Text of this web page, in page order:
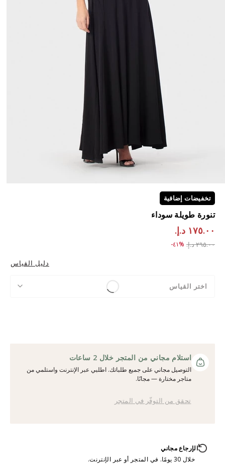
تخفيضات إضافية
تنورة طويلة سوداء
١٧٥.٠٠ د.إ.‏
Price reduced from
٢٩٥.٠٠ د.إ.‏ to ١٧٥.٠٠ د.إ.‏%٤١-
دليل القياس
اختر القياس
استلام مجاني من المتجر خلال 2 ساعات
التوصيل مجاني على جميع طلباتك. اطلبي عبر الإنترنت واستلمي من
متاجر مختارة — مجانًا.
تحقق من التوفّر في المتجر
الإرجاع مجاني
خلال 30 يومًا. في المتجر أو عبر الإنترنت.